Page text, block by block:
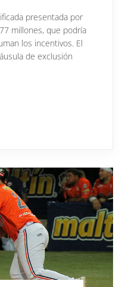
presentada por
millones, que podría
los incentivos. El
de exclusión